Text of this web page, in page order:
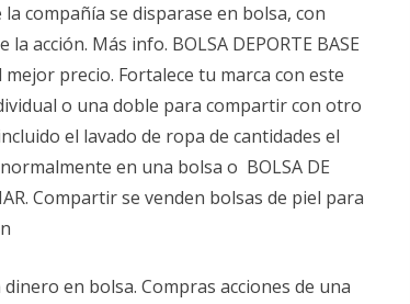
compañía se disparase en bolsa, con
acción. Más info. BOLSA DEPORTE BASE
mejor precio. Fortalece tu marca con este
o una doble para compartir con otro
el lavado de ropa de cantidades el
en una bolsa o BOLSA DE
Compartir se venden bolsas de piel para
en bolsa. Compras acciones de una